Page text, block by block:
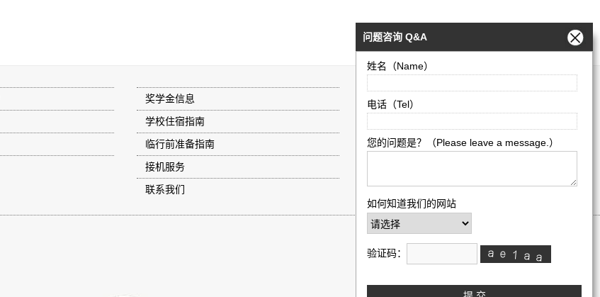
奖学金信息
学校住宿指南
临行前准备指南
接机服务
联系我们
伦敦艺术大学广州、武汉、澳门招生代表处
电话：广州(8620) 87600086
网址：
微信扫码添加客服微信：
问题咨询 Q&A
姓名（Name）
电话（Tel）
您的问题是？（Please leave a message.）
如何知道我们的网站
验证码：